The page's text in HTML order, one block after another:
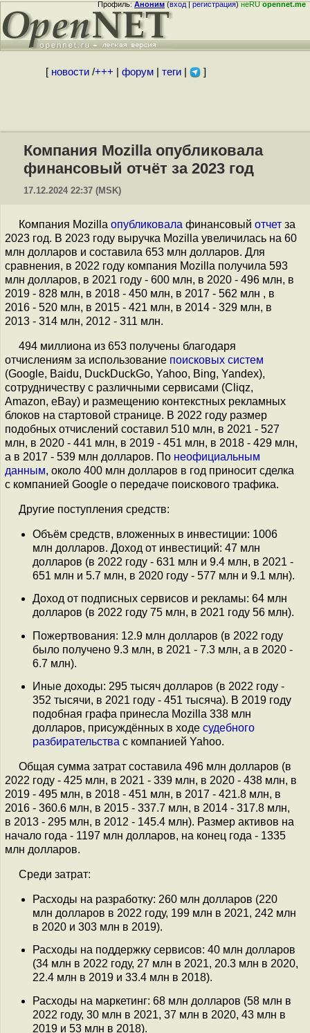
Профиль:Аноним(вход|регистрация)неRUopennet.me
[ новости/+++ форум| теги| ]
Компания Mozilla опубликовала
финансовый отчёт за 2023 год
17.12.2024 22:37 (MSK)
Компания Mozilla опубликовала финансовый отчет за
2023 год. В 2023 году выручка Mozilla увеличилась на 60
млн долларов и составила 653 млн долларов. Для
сравнения, в 2022 году компания Mozilla получила 593
млн долларов, в 2021 году - 600 млн, в 2020 - 496 млн, в
2019 - 828 млн, в 2018 - 450 млн, в 2017 - 562 млн , в
2016 - 520 млн, в 2015 - 421 млн, в 2014 - 329 млн, в
2013 - 314 млн, 2012 - 311 млн.
494 миллиона из 653 получены благодаря
отчислениям за использование поисковых систем
(Google, Baidu, DuckDuckGo, Yahoo, Bing, Yandex),
сотрудничеству с различными сервисами (Cliqz,
Amazon, eBay) и размещению контекстных рекламных
блоков на стартовой странице. В 2022 году размер
подобных отчислений составил 510 млн, в 2021 - 527
млн, в 2020 - 441 млн, в 2019 - 451 млн, в 2018 - 429 млн,
а в 2017 - 539 млн долларов. По неофициальным
данным, около 400 млн долларов в год приносит сделка
с компанией Google о передаче поискового трафика.
Другие поступления средств:
Объём средств, вложенных в инвестиции: 1006
млн долларов. Доход от инвестиций: 47 млн
долларов (в 2022 году - 631 млн и 9.4 млн, в 2021 -
651 млн и 5.7 млн, в 2020 году - 577 млн и 9.1 млн).
Доход от подписных сервисов и рекламы: 64 млн
долларов (в 2022 году 75 млн, в 2021 году 56 млн).
Пожертвования: 12.9 млн долларов (в 2022 году
было получено 9.3 млн, в 2021 - 7.3 млн, а в 2020 -
6.7 млн).
Иные доходы: 295 тысяч долларов (в 2022 году -
352 тысячи, в 2021 году - 451 тысяча). В 2019 году
подобная графа принесла Mozilla 338 млн
долларов, присуждённых в ходе судебного
разбирательства с компанией Yahoo.
Общая сумма затрат составила 496 млн долларов (в
2022 году - 425 млн, в 2021 - 339 млн, в 2020 - 438 млн, в
2019 - 495 млн, в 2018 - 451 млн, в 2017 - 421.8 млн, в
2016 - 360.6 млн, в 2015 - 337.7 млн, в 2014 - 317.8 млн,
в 2013 - 295 млн, в 2012 - 145.4 млн). Размер активов на
начало года - 1197 млн долларов, на конец года - 1335
млн долларов.
Среди затрат:
Расходы на разработку: 260 млн долларов (220
млн долларов в 2022 году, 199 млн в 2021, 242 млн
в 2020 и 303 млн в 2019).
Расходы на поддержку сервисов: 40 млн долларов
(34 млн в 2022 году, 27 млн в 2021, 20.3 млн в 2020,
22.4 млн в 2019 и 33.4 млн в 2018).
Расходы на маркетинг: 68 млн долларов (58 млн в
2022 году, 30 млн в 2021, 37 млн в 2020, 43 млн в
2019 и 53 млн в 2018).